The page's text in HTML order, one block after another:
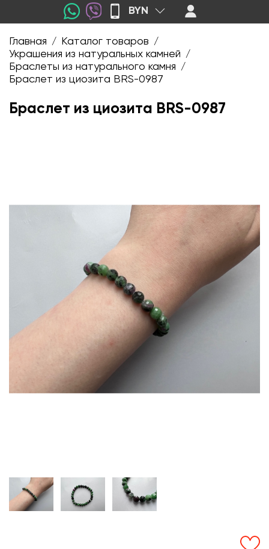
BYN
Главная / Каталог товаров /
Украшения из натуральных камней /
Браслеты из натурального камня /
Браслет из циозита BRS-0987
Браслет из циозита BRS-0987